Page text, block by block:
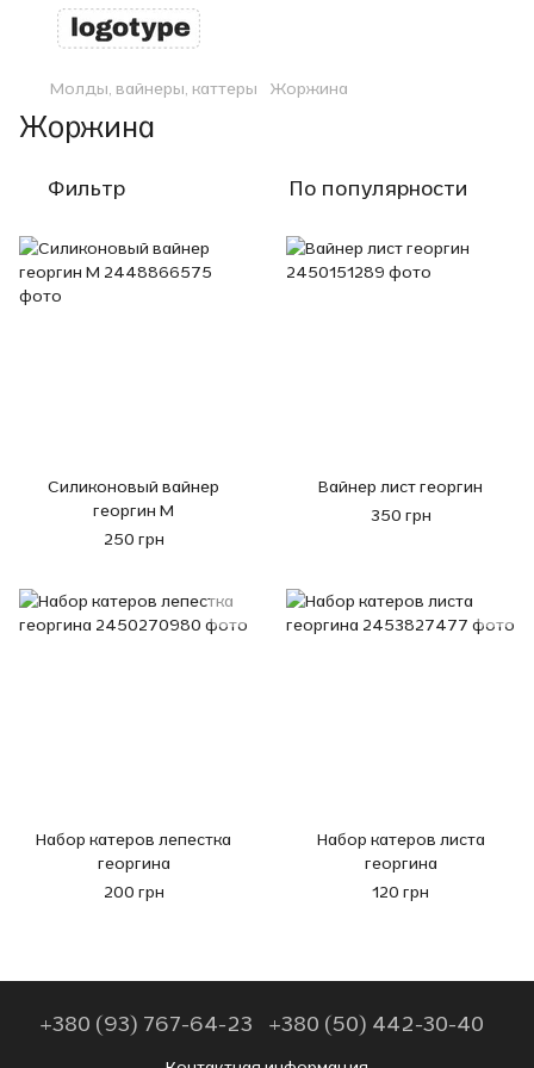
Молды, вайнеры, каттеры Жоржина
Жоржина
Фильтр По популярности
Силиконовый вайнер
георгин М
250 грн
Вайнер лист георгин
350 грн
Набор катеров лепестка
георгина
200 грн
Набор катеров листа
георгина
120 грн
+380 (93) 767-64-23 +380 (50) 442-30-40